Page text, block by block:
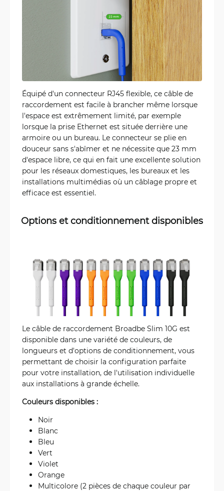
Équipé d'un connecteur RJ45 flexible, ce câble de
raccordement est facile à brancher même lorsque
l'espace est extrêmement limité, par exemple
lorsque la prise Ethernet est située derrière une
armoire ou un bureau. Le connecteur se plie en
douceur sans s'abîmer et ne nécessite que 23 mm
d'espace libre, ce qui en fait une excellente solution
pour les réseaux domestiques, les bureaux et les
installations multimédias où un câblage propre et
efficace est essentiel.
Options et conditionnement disponibles
Le câble de raccordement Broadbe Slim 10G est
disponible dans une variété de couleurs, de
longueurs et d'options de conditionnement, vous
permettant de choisir la configuration parfaite
pour votre installation, de l'utilisation individuelle
aux installations à grande échelle.
Couleurs disponibles :
Noir
Blanc
Bleu
Vert
Violet
Orange
Multicolore (2 pièces de chaque couleur par